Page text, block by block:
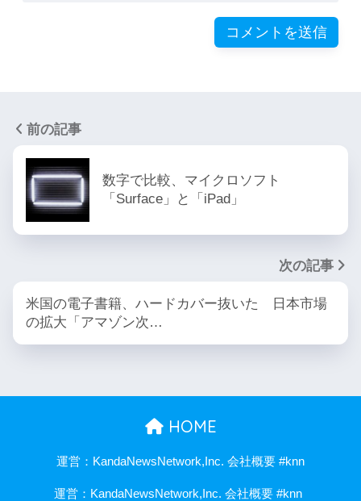
前の記事
数字で比較、マイクロソフト
「Surface」と「iPad」
次の記事
米国の電子書籍、ハードカバー抜いた 日本市場
の拡大「アマゾン次…
HOME
運営：KandaNewsNetwork,Inc. 会社概要 #knn
運営：KandaNewsNetwork,Inc. 会社概要 #knn